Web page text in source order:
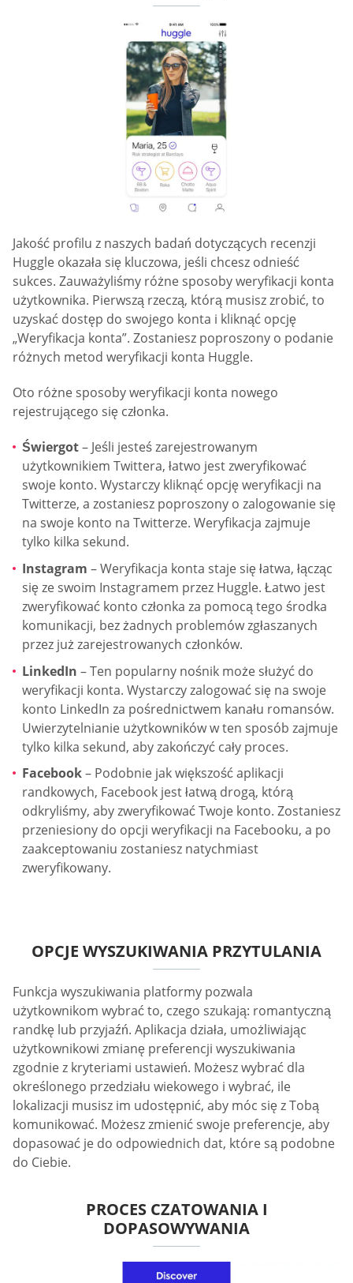
Jakość profilu z naszych badań dotyczących recenzji
Huggle okazała się kluczowa, jeśli chcesz odnieść
sukces. Zauważyliśmy różne sposoby weryfikacji konta
użytkownika. Pierwszą rzeczą, którą musisz zrobić, to
uzyskać dostęp do swojego konta i kliknąć opcję
„Weryfikacja konta”. Zostaniesz poproszony o podanie
różnych metod weryfikacji konta Huggle.
Oto różne sposoby weryfikacji konta nowego
rejestrującego się członka.
Świergot– Jeśli jesteś zarejestrowanym
użytkownikiem Twittera, łatwo jest zweryfikować
swoje konto. Wystarczy kliknąć opcję weryfikacji na
Twitterze, a zostaniesz poproszony o zalogowanie się
na swoje konto na Twitterze. Weryfikacja zajmuje
tylko kilka sekund.
Instagram – Weryfikacja konta staje się łatwa, łącząc
się ze swoim Instagramem przez Huggle. Łatwo jest
zweryfikować konto członka za pomocą tego środka
komunikacji, bez żadnych problemów zgłaszanych
przez już zarejestrowanych członków.
LinkedIn – Ten popularny nośnik może służyć do
weryfikacji konta. Wystarczy zalogować się na swoje
konto LinkedIn za pośrednictwem kanału romansów.
Uwierzytelnianie użytkowników w ten sposób zajmuje
tylko kilka sekund, aby zakończyć cały proces.
Facebook– Podobnie jak większość aplikacji
randkowych, Facebook jest łatwą drogą, którą
odkryliśmy, aby zweryfikować Twoje konto. Zostaniesz
przeniesiony do opcji weryfikacji na Facebooku, a po
zaakceptowaniu zostaniesz natychmiast
zweryfikowany.
OPCJE WYSZUKIWANIA PRZYTULANIA
Funkcja wyszukiwania platformy pozwala
użytkownikom wybrać to, czego szukają: romantyczną
randkę lub przyjaźń. Aplikacja działa, umożliwiając
użytkownikowi zmianę preferencji wyszukiwania
zgodnie z kryteriami ustawień. Możesz wybrać dla
określonego przedziału wiekowego i wybrać, ile
lokalizacji musisz im udostępnić, aby móc się z Tobą
komunikować. Możesz zmienić swoje preferencje, aby
dopasować je do odpowiednich dat, które są podobne
do Ciebie.
PROCES CZATOWANIA I
DOPASOWYWANIA